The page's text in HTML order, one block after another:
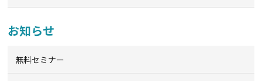
お知らせ
無料セミナー